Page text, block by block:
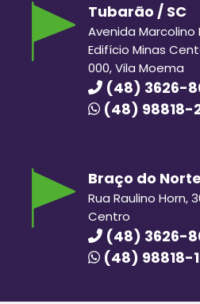
Tubarão / SC
Avenida Marcolino
Edifício Minas
000, Vila Moema
(48) 3626-
(48) 98818-
Braço do
Rua Raulino Horn,
Centro
(48) 3626-
(48) 98818-